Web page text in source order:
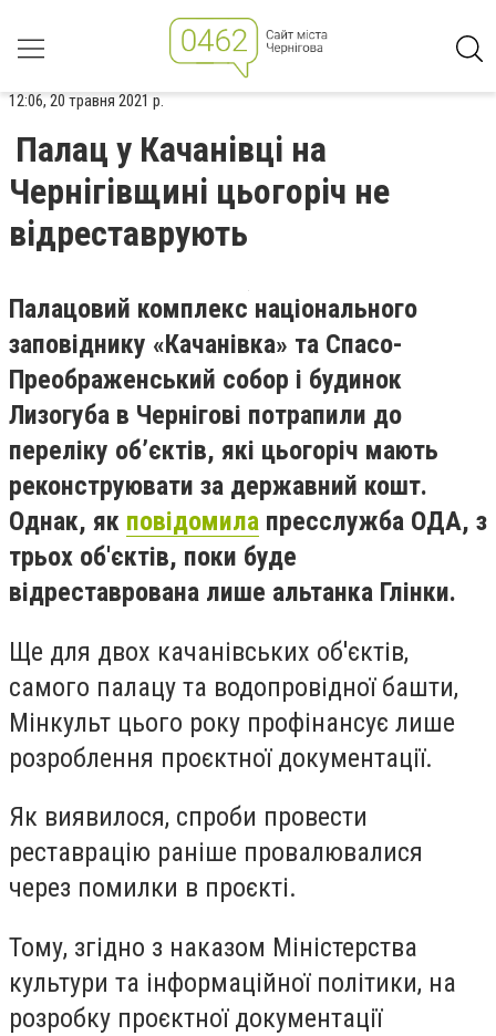
12:06, 20 травня 2021 р.
Палац у Качанівці на
Чернігівщині цьогоріч не
відреставрують
Палацовий комплекс національного
заповіднику «Качанівка» та Спасо-
Преображенський собор і будинок
Лизогуба в Чернігові потрапили до
переліку об’єктів, які цьогоріч мають
реконструювати за державний кошт.
Однак, як повідомила пресслужба ОДА, з
трьох об'єктів, поки буде
відреставрована лише альтанка Глінки.
Ще для двох качанівських об'єктів,
самого палацу та водопровідної башти,
Мінкульт цього року профінансує лише
розроблення проєктної документації.
Як виявилося, спроби провести
реставрацію раніше провалювалися
через помилки в проєкті.
Тому, згідно з наказом Міністерства
культури та інформаційної політики, на
розробку проєктної документації